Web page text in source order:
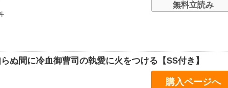
無料立読み
ぬ間に冷血御曹司の執愛に火をつける【SS付き】
購入ページへ